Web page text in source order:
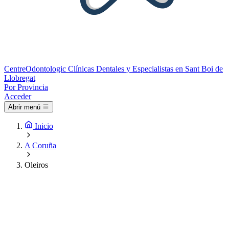
CentreOdontologic Clínicas Dentales y Especialistas en Sant Boi de
Llobregat
Por Provincia
Acceder
Abrir menú
Inicio
A Coruña
Oleiros